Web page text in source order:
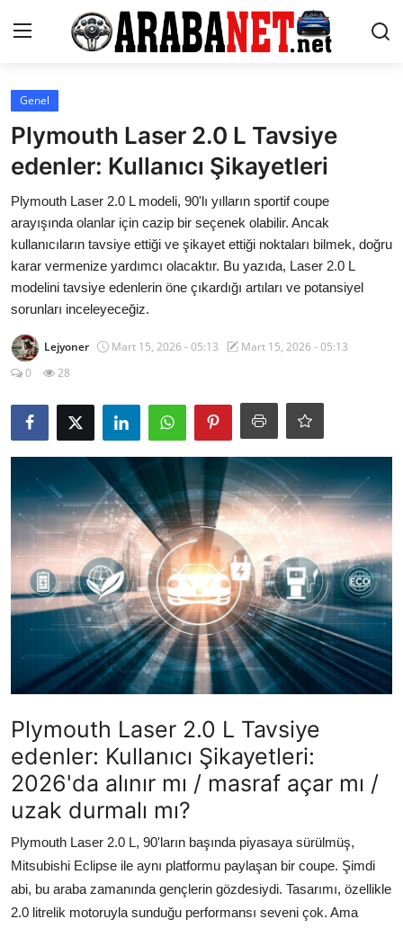
Giriş yapmak
Anasayfa
Araba Markaları
Paketler
Karşılaştırmalar
Kronik Sorunlar
İkinci El & Ekspertiz
Muayene & Emisyon
Trafik Cezaları & Mevzuat
Ehliyet & Ruhsat İşlemleri
Sigorta & Kasko
Yakıt, LPG & Elektrikli
Genel
Plymouth Laser 2.0 L Tavsiye
edenler: Kullanıcı Şikayetleri
Plymouth Laser 2.0 L modeli, 90'lı yılların sportif coupe
arayışında olanlar için cazip bir seçenek olabilir. Ancak
kullanıcıların tavsiye ettiği ve şikayet ettiği noktaları bilmek, doğru
karar vermenize yardımcı olacaktır. Bu yazıda, Laser 2.0 L
modelini tavsiye edenlerin öne çıkardığı artıları ve potansiyel
sorunları inceleyeceğiz.
Lejyoner Mart 15, 2026 - 05:13
Mart 15, 2026 - 05:13
0
28
Plymouth Laser 2.0 L Tavsiye
edenler: Kullanıcı Şikayetleri:
2026'da alınır mı / masraf açar mı /
uzak durmalı mı?
Plymouth Laser 2.0 L, 90'ların başında piyasaya sürülmüş,
Mitsubishi Eclipse ile aynı platformu paylaşan bir coupe. Şimdi
abi, bu araba zamanında gençlerin gözdesiydi. Tasarımı, özellikle
2.0 litrelik motoruyla sunduğu performansı seveni çok. Ama